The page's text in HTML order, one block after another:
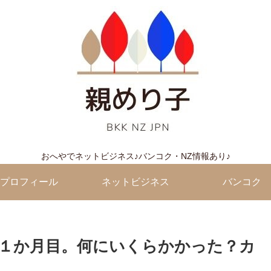
おへやでネットビジネス♪バンコク・NZ情報あり♪
プロフィール ネットビジネス バンコク
か月目。何にいくらかかった？カ